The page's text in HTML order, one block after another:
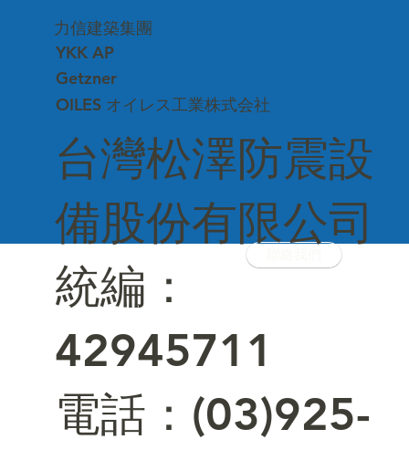
台灣松澤防震設
備股份有限公司
統編：
42945711
電話：(03)925-
OILES オイレス工業株式会社
Getzner
YKK AP
力信建築集團